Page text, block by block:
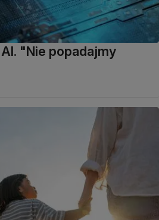
"Nie popadajmy